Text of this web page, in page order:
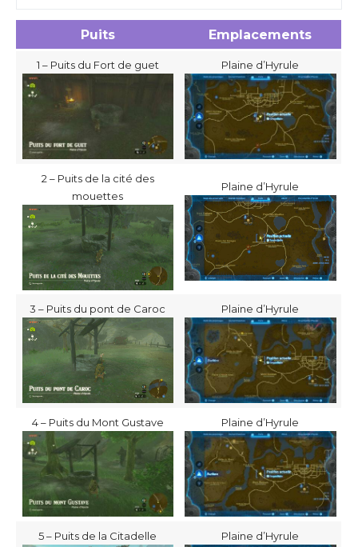
Puits Emplacements
1 – Puits du Fort de guet Plaine d’Hyrule
2 – Puits de la cité des
mouettes
Plaine d’Hyrule
3 – Puits du pont de Caroc Plaine d’Hyrule
4 – Puits du Mont Gustave Plaine d’Hyrule
5 – Puits de la Citadelle Plaine d’Hyrule